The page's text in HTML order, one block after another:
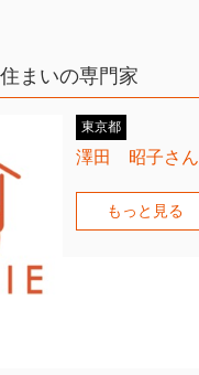
まいの専門家
東京都
澤田 昭子さん
もっと見る